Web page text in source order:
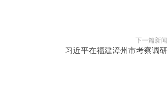
下一篇新闻
习近平在福建漳州市考察调研